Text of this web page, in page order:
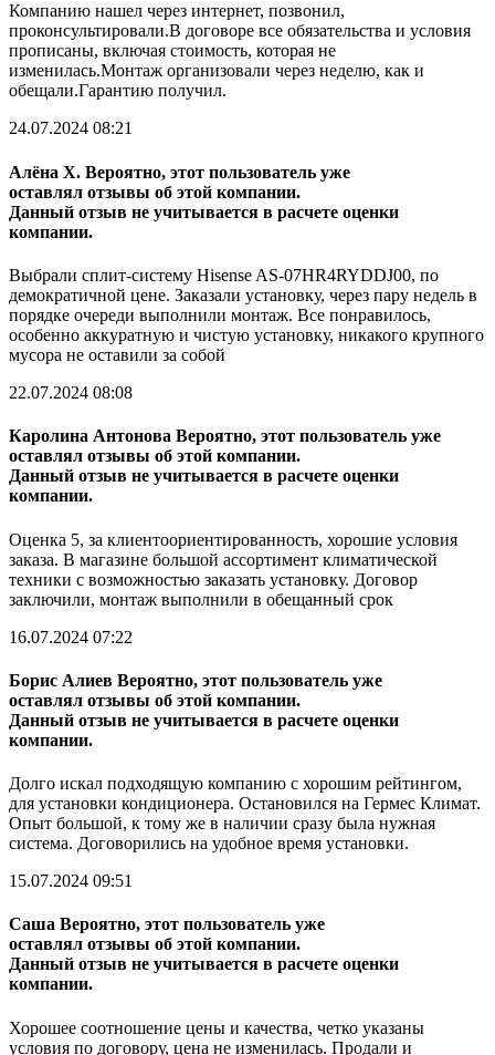
Компанию нашел через интернет, позвонил,
проконсультировали.В договоре все обязательства и условия
прописаны, включая стоимость, которая не
изменилась.Монтаж организовали через неделю, как и
обещали.Гарантию получил.
24.07.2024 08:21
Алёна Х. Вероятно, этот пользователь уже
оставлял отзывы об этой компании.
Данный отзыв не учитывается в расчете оценки
компании.
Выбрали сплит-систему Hisense AS-07HR4RYDDJ00, по
демократичной цене. Заказали установку, через пару недель в
порядке очереди выполнили монтаж. Все понравилось,
особенно аккуратную и чистую установку, никакого крупного
мусора не оставили за собой
22.07.2024 08:08
Каролина Антонова Вероятно, этот пользователь уже
оставлял отзывы об этой компании.
Данный отзыв не учитывается в расчете оценки
компании.
Оценка 5, за клиентоориентированность, хорошие условия
заказа. В магазине большой ассортимент климатической
техники с возможностью заказать установку. Договор
заключили, монтаж выполнили в обещанный срок
16.07.2024 07:22
Борис Алиев Вероятно, этот пользователь уже
оставлял отзывы об этой компании.
Данный отзыв не учитывается в расчете оценки
компании.
Долго искал подходящую компанию с хорошим рейтингом,
для установки кондиционера. Остановился на Гермес Климат.
Опыт большой, к тому же в наличии сразу была нужная
система. Договорились на удобное время установки.
15.07.2024 09:51
Саша Вероятно, этот пользователь уже
оставлял отзывы об этой компании.
Данный отзыв не учитывается в расчете оценки
компании.
Хорошее соотношение цены и качества, четко указаны
условия по договору, цена не изменилась. Продали и